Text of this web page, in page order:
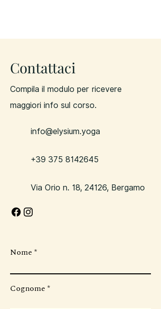
Contattaci
Compila il modulo per ricevere
maggiori info sul corso.
info@elysium.yoga
+39 375 8142645
Via Orio n. 18, 24126, Bergamo
Nome
Cognome